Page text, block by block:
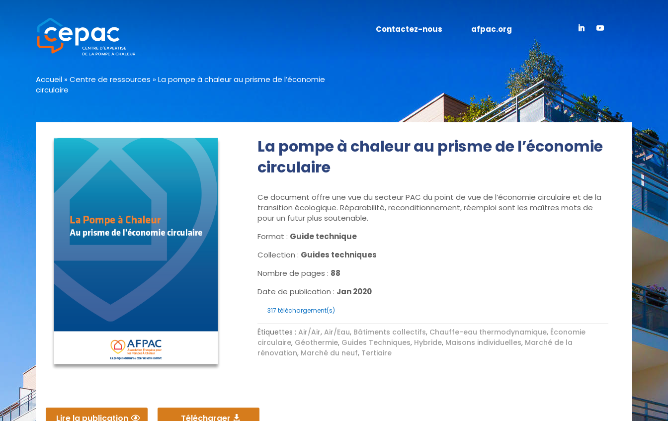
Contactez-nous afpac.org
Accueil » Centre de ressources »La pompe à chaleur au prisme de l’économie
circulaire
La pompe à chaleur au prisme de l’économie
circulaire
Ce document offre une vue du secteur PAC du point de vue de l’économie circulaire et de la
transition écologique. Réparabilité, reconditionnement, réemploi sont les maîtres mots de
pour un futur plus soutenable.
Format : Guide technique
Collection : Guides techniques
Nombre de pages : 88
Date de publication : Jan 2020
317 téléchargement(s)
Étiquettes :Air/Air,Air/Eau, Bâtiments collectifs, Chauffe-eau thermodynamique, Économie
circulaire, Géothermie, Guides Techniques, Hybride, Maisons individuelles, Marché de la
rénovation, Marché du neuf, Tertiaire
Lire la publication Télécharger